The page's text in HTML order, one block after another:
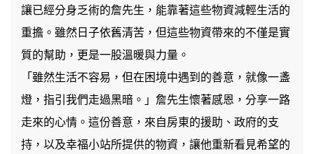
讓已經分身乏術的詹先生，能靠著這些物資減輕生活的
重擔。雖然日子依舊清苦，但這些物資帶來的不僅是實
質的幫助，更是一股溫暖與力量。
「雖然生活不容易，但在困境中遇到的善意，就像一盞
燈，指引我們走過黑暗。」詹先生懷著感恩，分享一路
走來的心情。這份善意，來自房東的援助、政府的支
持，以及幸福小站所提供的物資，讓他重新看見希望的